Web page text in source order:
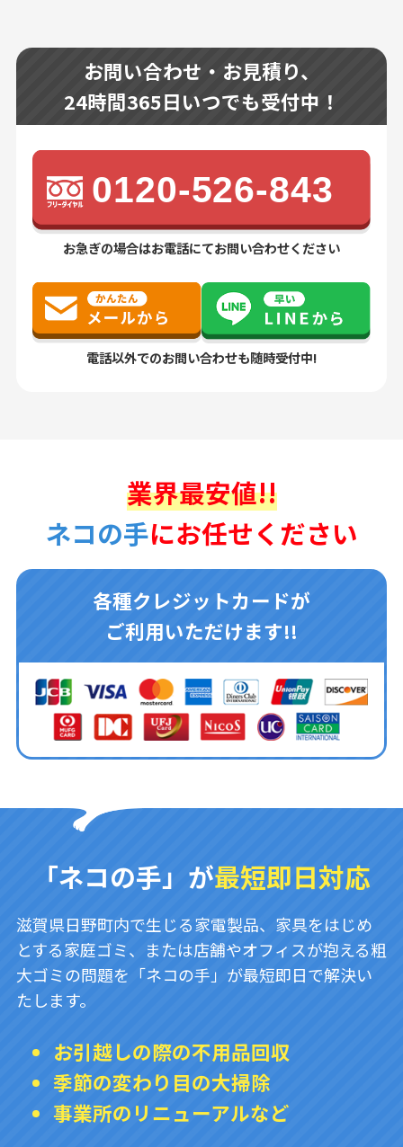
お問い合わせ・お見積り、
24時間365日いつでも受付中！
0120-526-843
お急ぎの場合はお電話にてお問い合わせください
電話以外でのお問い合わせも随時受付中!
業界最安値!!
ネコの手にお任せください
各種クレジットカードが
ご利用いただけます!!
「ネコの手」が最短即日対応
滋賀県日野町内で生じる家電製品、家具をはじめ
とする家庭ゴミ、または店舗やオフィスが抱える粗
大ゴミの問題を「ネコの手」が最短即日で解決い
たします。
お引越しの際の不用品回収
季節の変わり目の大掃除
事業所のリニューアルなど